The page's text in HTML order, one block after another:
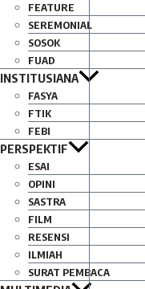
FEATURE
SEREMONIAL
SOSOK
FUAD
INSTITUSIANA
FASYA
FTIK
FEBI
PERSPEKTIF
ESAI
OPINI
SASTRA
FILM
RESENSI
ILMIAH
SURAT PEMBACA